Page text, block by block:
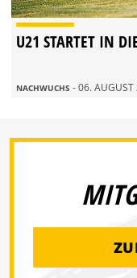
U21 STARTET IN
NACHWUCHS - 06.